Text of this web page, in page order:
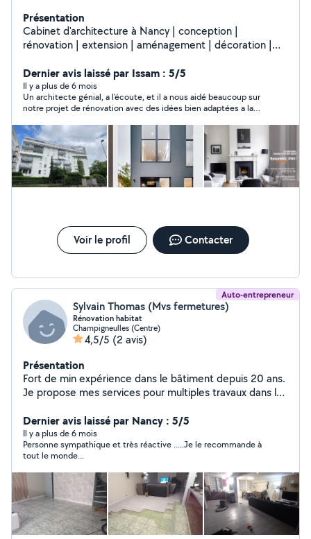
Présentation
Cabinet d'architecture à Nancy | conception |
rénovation | extension | aménagement | décoration |
Dernier avis laissé par Issam : 5/5
Il y a plus de 6 mois
Un architecte génial, a l’écoute, et il a nous aidé beaucoup sur
notre projet de rénovation avec des idées bien adaptées a la
Voir le profil Contacter
Auto-entrepreneur
Sylvain Thomas (Mvs fermetures)
Rénovation habitat
Champigneulles (Centre)
4,5/5 (2 avis)
Présentation
Fort de min expérience dans le bâtiment depuis 20 ans.
Je propose mes services pour multiples travaux dans la
connaissances professionnelles sont dirigées
principalement vers la menuiserie extérieure et
intérieure ainsi que des travaux de rénovation intérieure,
en l'occurrence rénovation, création salle de bain,
cuisine, installation placo plâtre, abbatage mur non
porteur, pose escalier, terrasse extérieure, clôtures.
Nous sommes la pour étudier vos projets et nous
répondrons à vos exigences. N'hésitez surtout pas à
nous contacter pour plus d'informations. Cordialement,
Dernier avis laissé par Nancy : 5/5
Il y a plus de 6 mois
Personne sympathique et très réactive .....Je le recommande à
tout le monde...